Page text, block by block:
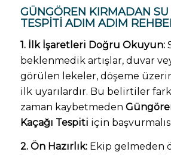
GÜNGÖREN KIRMADAN SU
TESPITI ADIM ADIM
1. İlk İşaretleri Doğru Okuyun:
beklenmedik artışlar, duvar
görülen lekeler, döşeme
ilk uyarılardır. Bu belirtiler
zaman kaybetmeden
Kaçağı Tespiti için
2. Ön Hazırlık:Ekip gelmeden